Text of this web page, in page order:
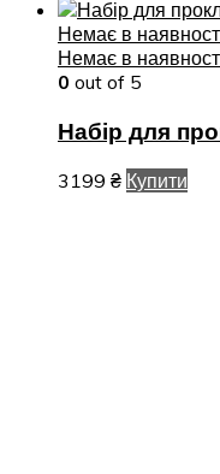
Немає в
Немає в
0 out of 5
Набір для
3199 ₴ Купити